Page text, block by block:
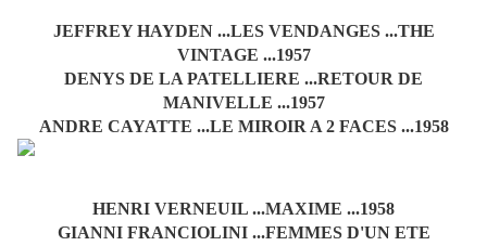
JEFFREY HAYDEN ...LES VENDANGES ...THE
VINTAGE ...1957
DENYS DE LA PATELLIERE ...RETOUR DE
MANIVELLE ...1957
ANDRE CAYATTE ...LE MIROIR A 2 FACES ...1958
HENRI VERNEUIL ...MAXIME ...1958
GIANNI FRANCIOLINI ...FEMMES D'UN ETE